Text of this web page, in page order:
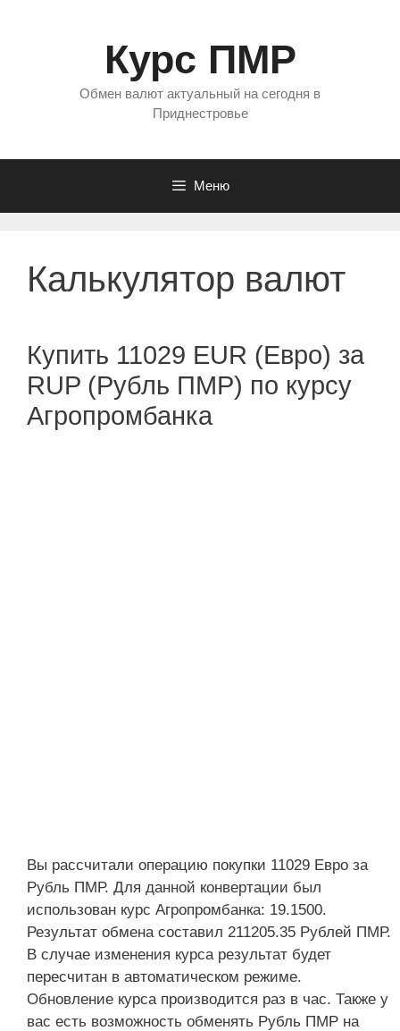
Курс ПМР
Обмен валют актуальный на сегодня в
Приднестровье
Меню
Калькулятор валют
Купить 11029 EUR (Евро) за
RUP (Рубль ПМР) по курсу
Агропромбанка
Вы рассчитали операцию покупки 11029 Евро за
Рубль ПМР. Для данной конвертации был
использован курс Агропромбанка: 19.1500.
Результат обмена составил 211205.35 Рублей ПМР.
В случае изменения курса результат будет
пересчитан в автоматическом режиме.
Обновление курса производится раз в час. Также у
вас есть возможность обменять Рубль ПМР на